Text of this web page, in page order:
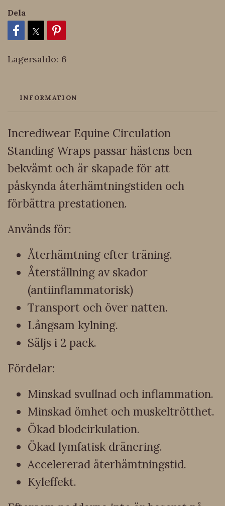
Dela
Lagersaldo: 6
INFORMATION
Incrediwear Equine Circulation
Standing Wraps passar hästens ben
bekvämt och är skapade för att
påskynda återhämtningstiden och
förbättra prestationen.
Används för:
Återhämtning efter träning.
Återställning av skador
(antiinflammatorisk)
Transport och över natten.
Långsam kylning.
Säljs i 2 pack.
Fördelar:
Minskad svullnad och inflammation.
Minskad ömhet och muskeltrötthet.
Ökad blodcirkulation.
Ökad lymfatisk dränering.
Accelererad återhämtningstid.
Kyleffekt.